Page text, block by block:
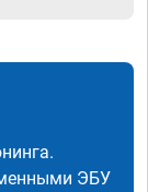
ЭБУ